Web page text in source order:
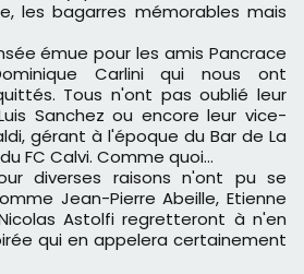
les bagarres mémorables mais
émue pour les amis Pancrace
Carlini qui nous ont
Tous n'ont pas oublié leur
Sanchez ou encore leur vice-
gérant à l'époque du Bar de La
FC Calvi. Comme quoi...
diverses raisons n'ont pu se
Jean-Pierre Abeille, Etienne
Astolfi regretteront à n'en
qui en appelera certainement